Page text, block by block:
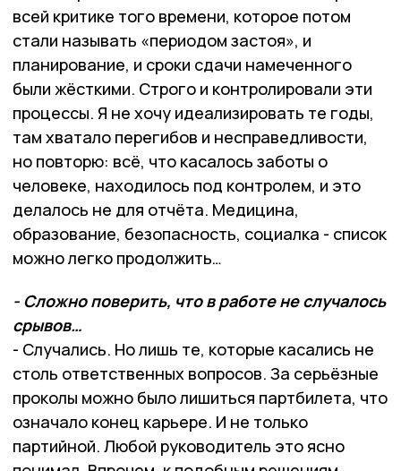
всей критике того времени, которое потом
стали называть «периодом застоя», и
планирование, и сроки сдачи намеченного
были жёсткими. Строго и контролировали эти
процессы. Я не хочу идеализировать те годы,
там хватало перегибов и несправедливости,
но повторю: всё, что касалось заботы о
человеке, находилось под контролем, и это
делалось не для отчёта. Медицина,
образование, безопасность, социалка - список
можно легко продолжить…
- Сложно поверить, что в работе не случалось
срывов…
- Случались. Но лишь те, которые касались не
столь ответственных вопросов. За серьёзные
проколы можно было лишиться партбилета, что
означало конец карьере. И не только
партийной. Любой руководитель это ясно